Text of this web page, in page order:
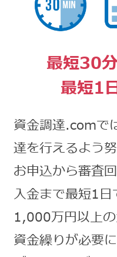
最短30
最短1
資金調達.comで
達を行えるよう
お申込から審査
入金まで最短1日
1,000万円以上
資金繰りが必要